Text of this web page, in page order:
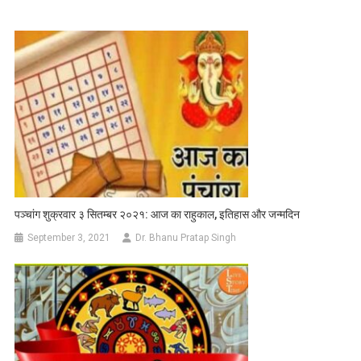
पञ्चांग शुक्रवार ३ सितम्बर २०२१: आज का राहुकाल, इतिहास और जन्मदिन
September 3, 2021 Dr. Bhanu Pratap Singh